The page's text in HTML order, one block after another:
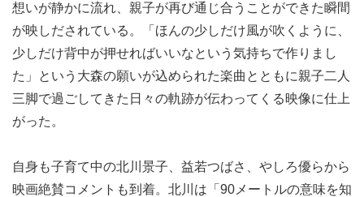
想いが静かに流れ、親子が再び通じ合うことができた瞬間
が映しだされている。「ほんの少しだけ風が吹くように、
少しだけ背中が押せればいいなという気持ちで作りまし
た」という大森の願いが込められた楽曲とともに親子二人
三脚で過ごしてきた日々の軌跡が伝わってくる映像に仕上
がった。
自身も子育て中の北川景子、益若つばさ、やしろ優らから
映画絶賛コメントも到着。北川は「90メートルの意味を知